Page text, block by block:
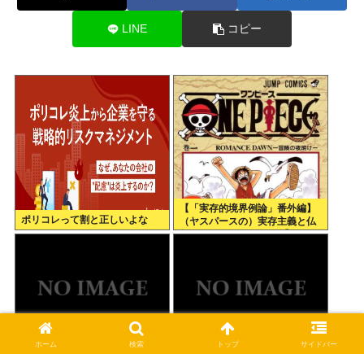
LINE コピー
ポリコレって割と正しいよな
【「実存的境界例論」番外編】
（ヤスパースの）実存主義と仏
教、それとワンピース 【ネタバ
ホーム 検索 トップ サイドバー